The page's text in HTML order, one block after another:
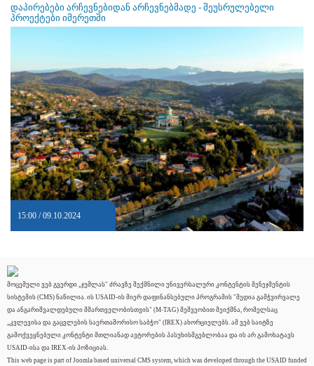
დაპირებები არჩევნებიდან არჩევნებმადე - შეუსრულებელი
პროექტები იმერეთში
15:00 / 09.10.2024
მოცემული ვებ გვერდი „ჯუმლას" ძრავზე შექმნილი უნივერსალური კონტენტის მენეჯმენტის
სისტემის (CMS) ნაწილია. ის USAID-ის მიერ დაფინანსებული პროგრამის "მედია გამჭვირვალე
და ანგარიშვალდებული მმართველობისთვის" (M-TAG) მეშვეობით შეიქმნა, რომელსაც
„კვლევისა და გაცვლების საერთაშორისო საბჭო" (IREX) ახორციელებს. ამ ვებ საიტზე
გამოქვეყნებული კონტენტი მთლიანად ავტორების პასუხისმგებლობაა და ის არ გამოხატავს
USAID-ისა და IREX-ის პოზიციას.
This web page is part of Joomla based universal CMS system, which was developed through the USAID funded